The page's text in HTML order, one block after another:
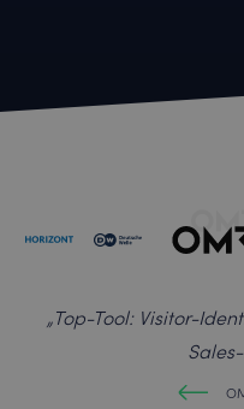
„Top-Tool: Visitor-